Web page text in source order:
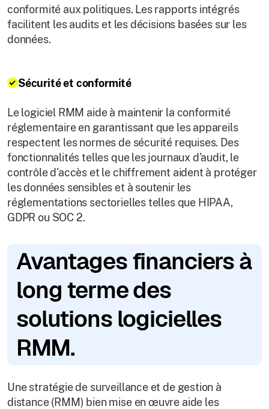
conformité aux politiques. Les rapports intégrés
facilitent les audits et les décisions basées sur les
données.
Sécurité et conformité
Le logiciel RMM aide à maintenir la conformité
réglementaire en garantissant que les appareils
respectent les normes de sécurité requises. Des
fonctionnalités telles que les journaux d'audit, le
contrôle d'accès et le chiffrement aident à protéger
les données sensibles et à soutenir les
réglementations sectorielles telles que HIPAA,
GDPR ou SOC 2.
Avantages financiers à
long terme des
solutions logicielles
RMM.
Une stratégie de surveillance et de gestion à
distance (RMM) bien mise en œuvre aide les